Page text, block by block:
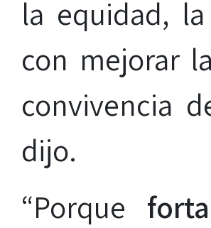
la equidad,
con mejorar
convivencia
dijo.
“Porque